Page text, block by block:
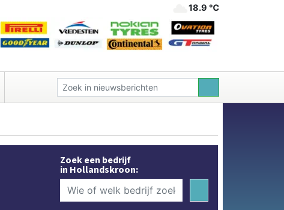
18.9 ℃
Zoek een bedrijf
in Hollandskroon: